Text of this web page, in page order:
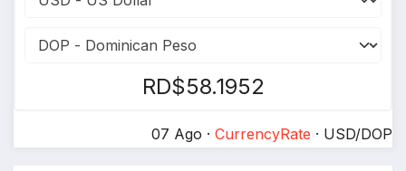
RD$58.1952
07 Ago · CurrencyRate · USD/DOP